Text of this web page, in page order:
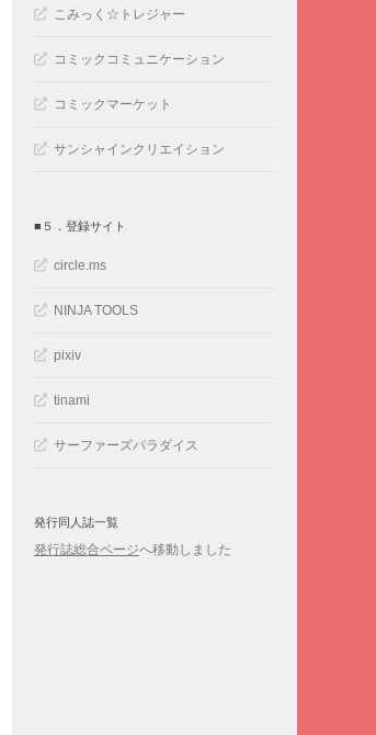
こみっく☆トレジャー
コミックコミュニケーション
コミックマーケット
サンシャインクリエイション
■５．登録サイト
circle.ms
NINJA TOOLS
pixiv
tinami
サーファーズパラダイス
発行同人誌一覧
発行誌総合ページへ移動しました